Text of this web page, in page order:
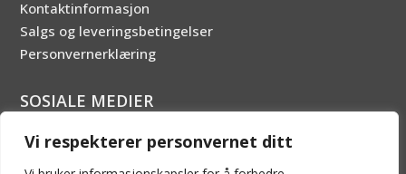
Vi respekterer personvernet ditt
Kontaktinformasjon
Salgs og leveringsbetingelser
Personvernerklæring
SOSIALE MEDIER